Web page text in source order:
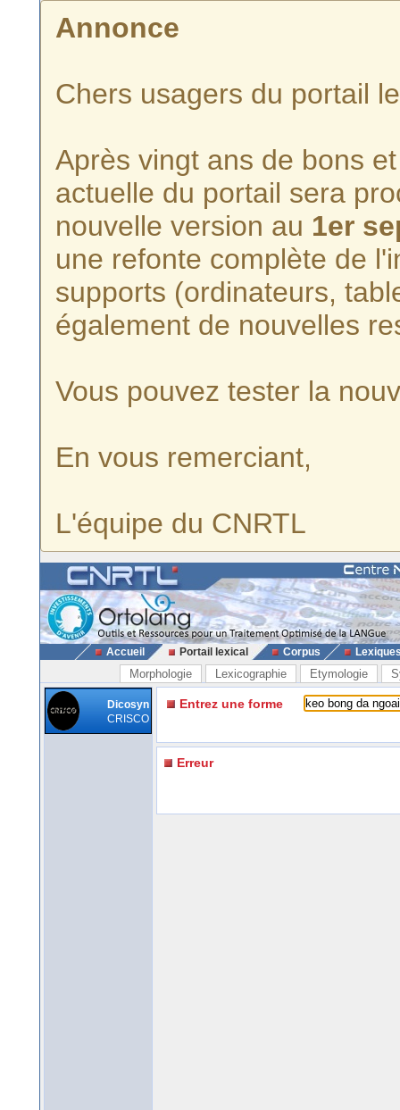
Annonce
Chers usagers du portail
Après vingt ans de bons
actuelle du portail sera
nouvelle version au 1er
une refonte complète de
supports (ordinateurs,
également de nouvelles
Vous pouvez tester la
En vous remerciant,
L'équipe du CNRTL
Accueil Portail lexical Corpus
Morphologie Lexicographie Etymologie
Dicosyn
CRISCO
Entrez une forme
Erreur